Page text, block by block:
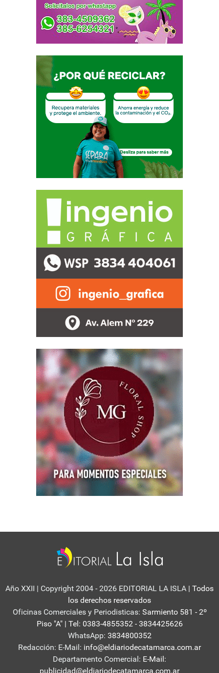
Año XXII | Copyright 2004 - 2026 EDITORIAL LA ISLA | Todos
los derechos reservados
Oficinas Comerciales y Periodisticas: Sarmiento 581 - 2º
Piso "A" | Tel: 0383-4855352 - 3834425626
WhatsApp: 3834800352
Redacción: E-Mail: info@eldiariodecatamarca.com.ar
Departamento Comercial: E-Mail:
publicidad@eldiariodecatamarca.com.ar